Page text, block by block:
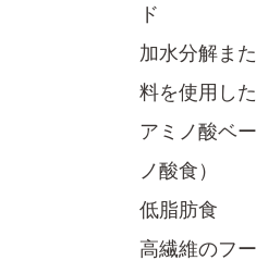
ド
加水分解ま
料を使用し
アミノ酸ベ
ノ酸食）
低脂肪食
高繊維のフ